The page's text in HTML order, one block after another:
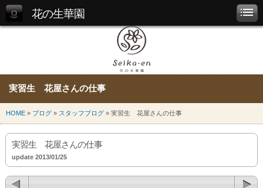
花の生華園
実習生 花屋さんの仕事
HOME » ブログ » スタッフブログ » 実習生 花屋さんの仕事
実習生 花屋さんの仕事
update 2013/01/25